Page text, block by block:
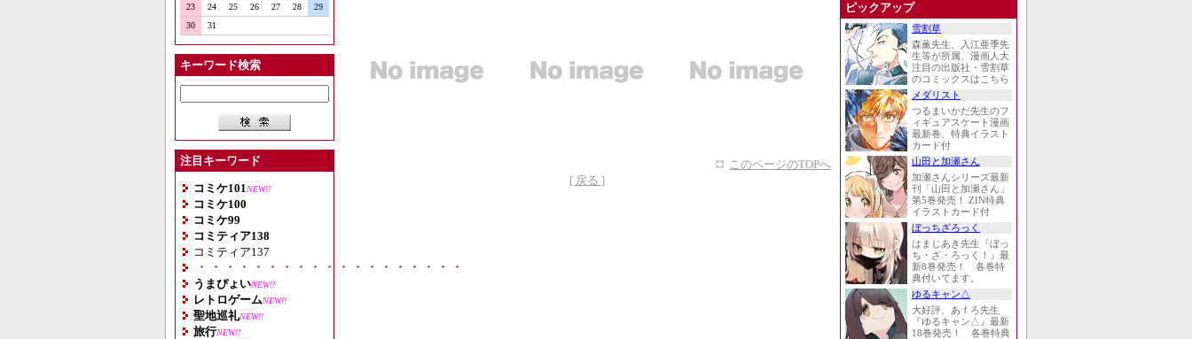
23
24 25 26 27 28
29
30
31
キーワード検索
注目キーワード
コミケ101 NEW!!
コミケ100
コミケ99
コミティア138
コミティア137
・・・・・・・・・・・・・・・・・・・
うまぴょいNEW!!
レトロゲームNEW!!
聖地巡礼NEW!!
旅行NEW!!
このページのTOPへ
[ 戻る ]
ピックアップ
雪割草
森薫先生、入江亜季先
生等が所属、漫画人大
注目の出版社・雪割草
のコミックスはこちら
メダリスト
つるまいかだ先生のフ
ィギュアスケート漫画
最新巻、特典イラスト
カード付
山田と加瀬さん
加瀬さんシリーズ最新
刊「山田と加瀬さん」
第5巻発売！ ZIN特典
イラストカード付
ぼっちざろっく
はまじあき先生『ぼっ
ち・ざ・ろっく！』最
新8巻発売！ 各巻特
典付いてます。
ゆるキャン△
大好評、あｆろ先生
『ゆるキャン△』最新
18巻発売！ 各巻特典